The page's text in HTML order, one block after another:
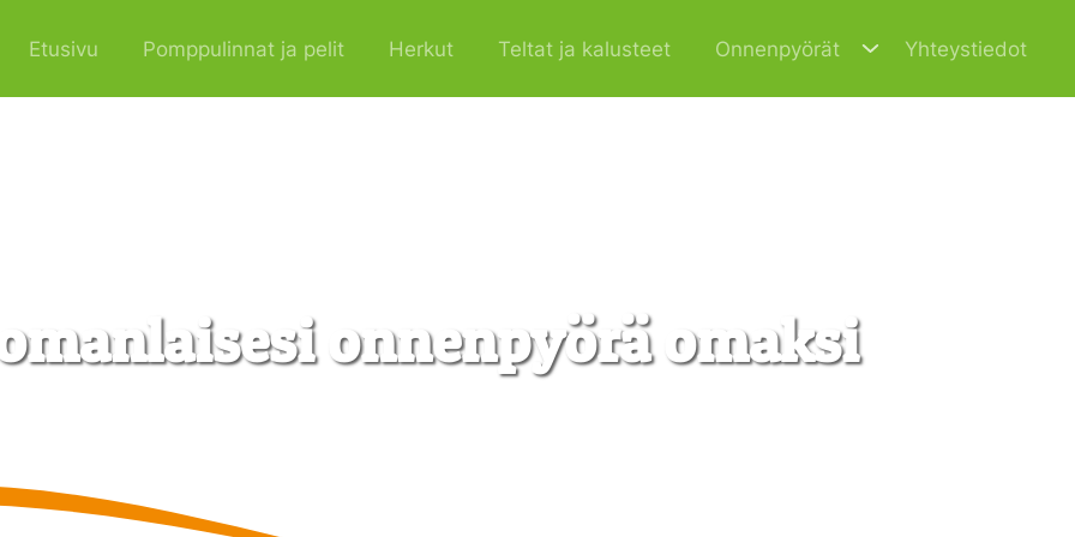
Etusivu Pomppulinnat ja pelit Herkut Teltat ja kalusteet Onnenpyörät Yhteystiedot
onnenpyörä omaksi